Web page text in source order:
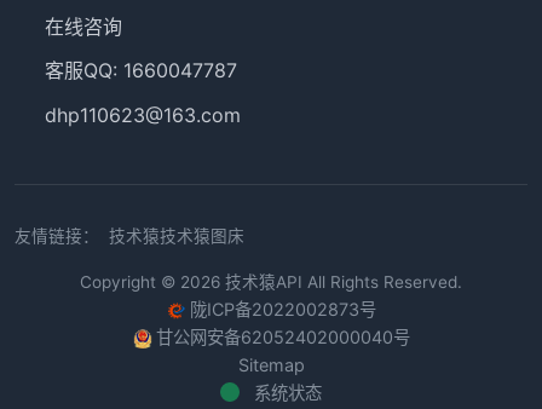
在线咨询
客服QQ: 1660047787
dhp110623@163.com
友情链接： 技术猿技术猿图床
Copyright © 2026 技术猿API All Rights Reserved.
陇ICP备2022002873号
甘公网安备62052402000040号
Sitemap
系统状态